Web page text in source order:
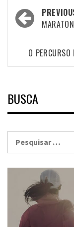
Post
navigation
O
BUSCA